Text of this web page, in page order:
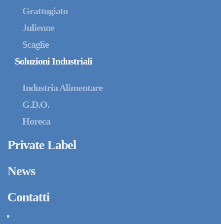
Grattugiato
Julienne
Scaglie
Soluzioni Industriali
Industria Alimentare
G.D.O.
Horeca
Private Label
News
Contatti